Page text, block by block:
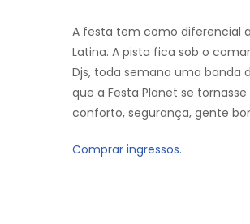
A festa tem como diferencial
Latina. A pista fica sob o
Djs, toda semana uma banda
que a Festa Planet se
conforto, segurança, gente
Comprar ingressos.